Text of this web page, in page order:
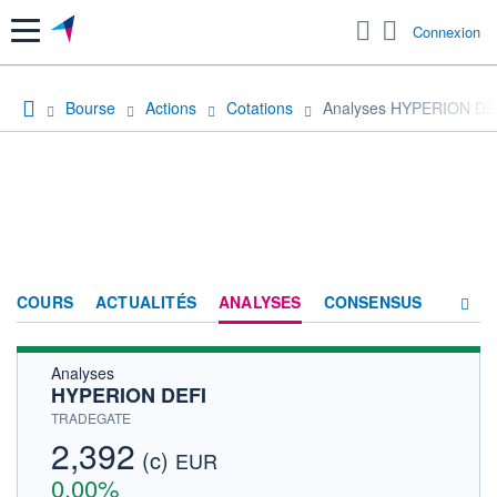
Menu Connexion
Bourse Actions Cotations Analyses HYPERION
COURS ACTUALITÉS ANALYSES CONSENSUS
Analyses
HYPERION DEFI
TRADEGATE
2,392 (c) EUR
0,00%